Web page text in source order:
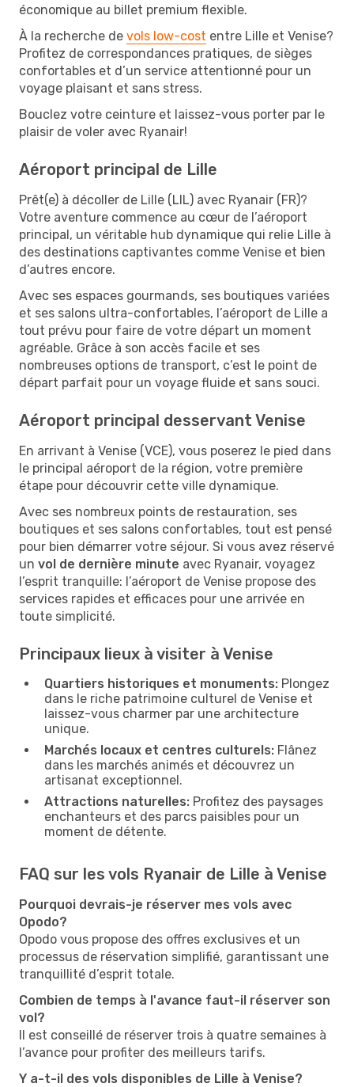
économique au billet premium flexible.
À la recherche de vols low-cost entre Lille et Venise?
Profitez de correspondances pratiques, de sièges
confortables et d’un service attentionné pour un
voyage plaisant et sans stress.
Bouclez votre ceinture et laissez-vous porter par le
plaisir de voler avec Ryanair!
Aéroport principal de Lille
Prêt(e) à décoller de Lille (LIL) avec Ryanair (FR)?
Votre aventure commence au cœur de l’aéroport
principal, un véritable hub dynamique qui relie Lille à
des destinations captivantes comme Venise et bien
d’autres encore.
Avec ses espaces gourmands, ses boutiques variées
et ses salons ultra-confortables, l’aéroport de Lille a
tout prévu pour faire de votre départ un moment
agréable. Grâce à son accès facile et ses
nombreuses options de transport, c’est le point de
départ parfait pour un voyage fluide et sans souci.
Aéroport principal desservant Venise
En arrivant à Venise (VCE), vous poserez le pied dans
le principal aéroport de la région, votre première
étape pour découvrir cette ville dynamique.
Avec ses nombreux points de restauration, ses
boutiques et ses salons confortables, tout est pensé
pour bien démarrer votre séjour. Si vous avez réservé
un vol de dernière minute avec Ryanair, voyagez
l’esprit tranquille: l’aéroport de Venise propose des
services rapides et efficaces pour une arrivée en
toute simplicité.
Principaux lieux à visiter à Venise
Quartiers historiques et monuments: Plongez
dans le riche patrimoine culturel de Venise et
laissez-vous charmer par une architecture
unique.
Marchés locaux et centres culturels: Flânez
dans les marchés animés et découvrez un
artisanat exceptionnel.
Attractions naturelles: Profitez des paysages
enchanteurs et des parcs paisibles pour un
moment de détente.
FAQ sur les vols Ryanair de Lille à Venise
Pourquoi devrais-je réserver mes vols avec
Opodo?
Opodo vous propose des offres exclusives et un
processus de réservation simplifié, garantissant une
tranquillité d’esprit totale.
Combien de temps à l'avance faut-il réserver son
vol?
Il est conseillé de réserver trois à quatre semaines à
l’avance pour profiter des meilleurs tarifs.
Y a-t-il des vols disponibles de Lille à Venise?